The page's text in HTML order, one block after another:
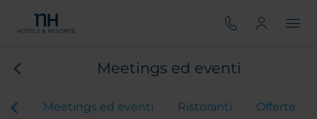
Meetings ed eventi
Meetings ed eventi Ristoranti Offerte